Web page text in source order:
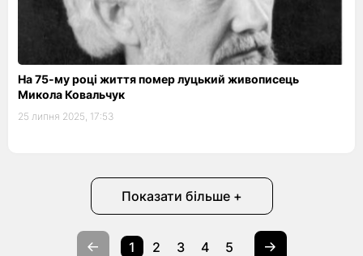
На 75-му році життя помер луцький живописець
Микола Ковальчук
25 липня 2025, 17:53
Показати більше +
1 2 3 4 5